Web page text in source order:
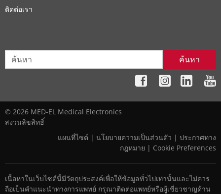
ติดต่อเรา
ค้นหา
© 2026 MED-EL Medical Electronics
สงวนลิขสิทธิ์
แผนที่ไซต์ | นโยบายความเป็นส่วนตัว | ประกาศทาง
กฎหมาย | Cookie Preferences
เนื้อหาในเว็บไซต์นี้มีวัตถุประสงค์เพื่อให้ข้อมูลทั่วไปเท่านั้นและไม่ควร
ถือเป็นคำแนะนำทางการแพทย์ กรุณาติดต่อแพทย์หรือผู้เชี่ยวชาญด้าน